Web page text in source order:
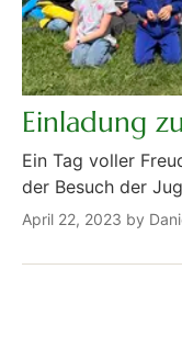
Einladung
Ein Tag voller
der Besuch der
April 22, 2023 by